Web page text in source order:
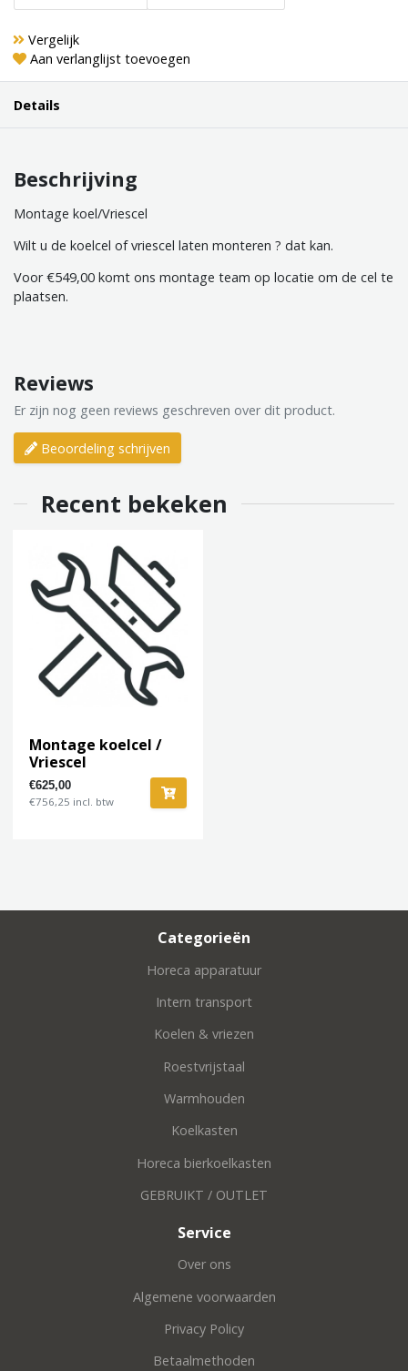
Vergelijk
Aan verlanglijst toevoegen
Details
Beschrijving
Montage koel/Vriescel
Wilt u de koelcel of vriescel laten monteren ? dat kan.
Voor €549,00 komt ons montage team op locatie om de cel te
plaatsen.
Reviews
Er zijn nog geen reviews geschreven over dit product.
Beoordeling schrijven
Recent bekeken
Montage koelcel /
Vriescel
€625,00
€756,25 incl. btw
Categorieën
Horeca apparatuur
Intern transport
Koelen & vriezen
Roestvrijstaal
Warmhouden
Koelkasten
Horeca bierkoelkasten
GEBRUIKT / OUTLET
Service
Over ons
Algemene voorwaarden
Privacy Policy
Betaalmethoden